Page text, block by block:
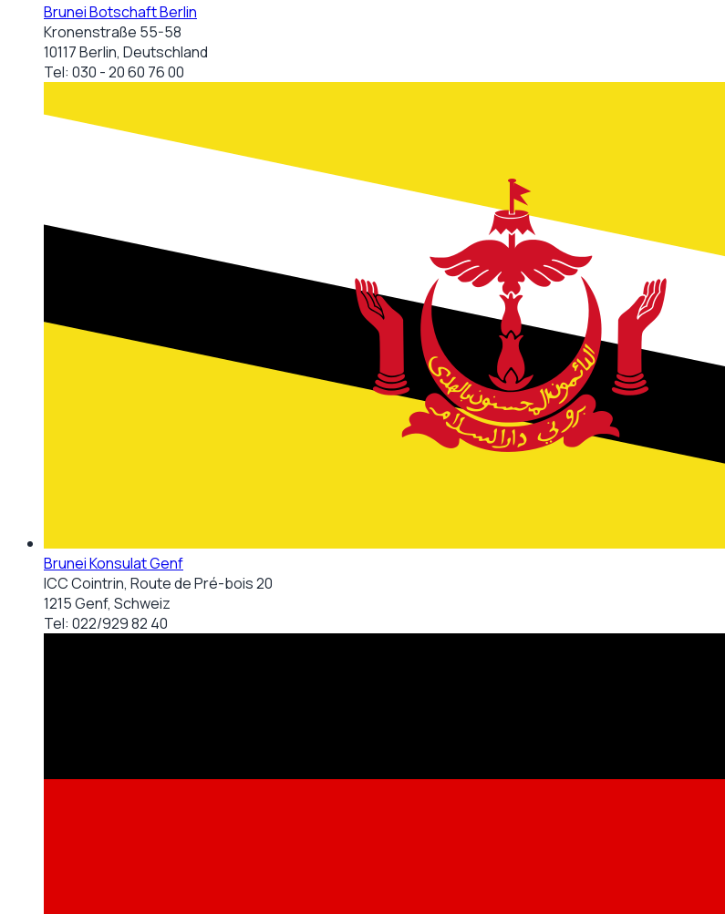
Brunei Botschaft Berlin
Kronenstraße 55-58
10117 Berlin, Deutschland
Tel: 030 - 20 60 76 00
Brunei Konsulat Genf
ICC Cointrin, Route de Pré-bois 20
1215 Genf, Schweiz
Tel: 022/929 82 40